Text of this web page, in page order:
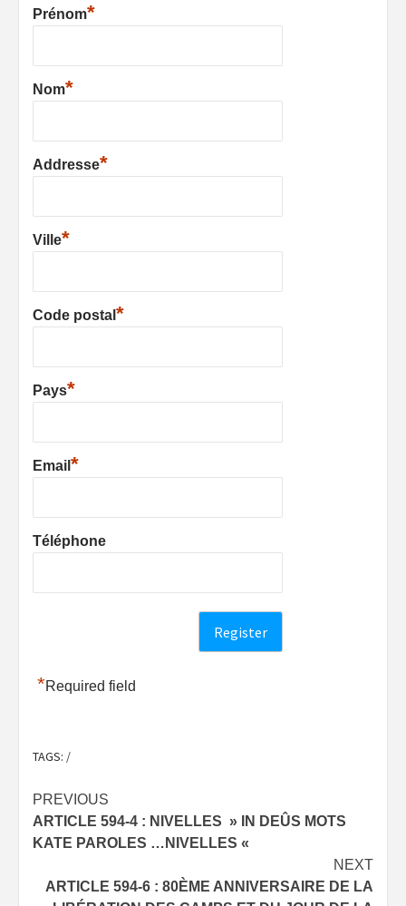
Prénom*
Nom*
Addresse*
Ville*
Code postal *
Pays*
Email *
Téléphone
*Required field
TAGS: /
Post
navigation
PREVIOUS
ARTICLE 594-4 : NIVELLES » IN DEÛS MOTS
KATE PAROLES …NIVELLES «
NEXT
ARTICLE 594-6 : 80ÈME ANNIVERSAIRE DE LA